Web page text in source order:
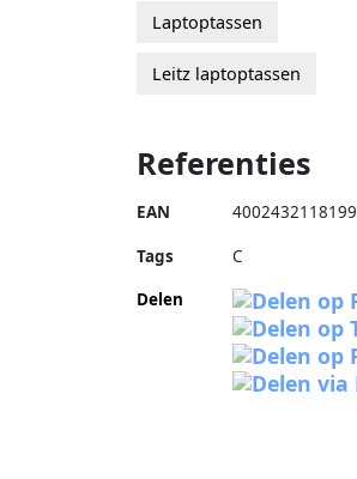
Laptoptassen
Leitz laptoptassen
Referenties
EAN 4002432118199
Tags
C
Delen